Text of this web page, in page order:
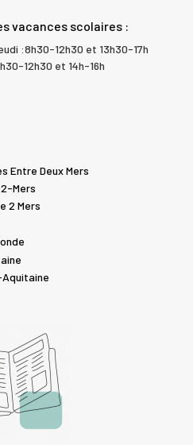
vacances scolaires :
:8h30-12h30 et 13h30-17h
12h30 et 14h-16h
Entre Deux Mers
Mers
2 Mers
Aquitaine